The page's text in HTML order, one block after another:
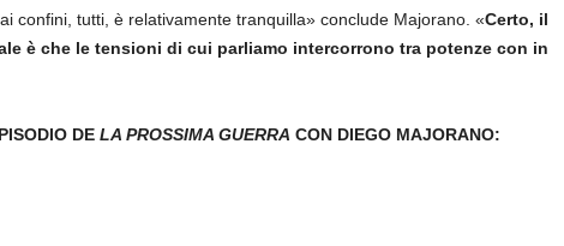
confini, tutti, è relativamente tranquilla» conclude Majorano. «Certo, il
è che le tensioni di cui parliamo intercorrono tra potenze con in
DE LA PROSSIMA GUERRA CON DIEGO MAJORANO: